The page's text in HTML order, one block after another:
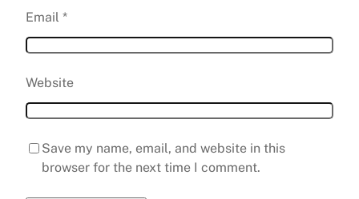
Email *
Website
Save my name, email, and website in this
browser for the next time I comment.